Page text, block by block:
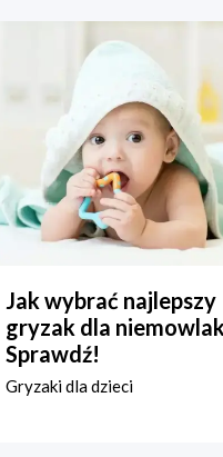
Jak wybrać najlepszy
gryzak dla
Sprawdź!
Gryzaki dla dzieci